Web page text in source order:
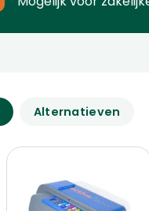
Alternatieven